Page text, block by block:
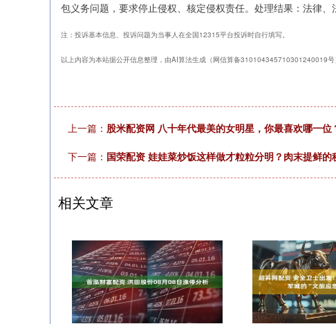
包义务问题，要求停止侵权、核定侵权责任。处理结果：法律
注：投诉基本信息、投诉问题为当事人在全国12315平台投诉时自行填写。
以上内容为本站据公开信息整理，由AI算法生成（网信算备310104345710301240019号
上一篇： 股米配资网 八十年代最美的女明星，你最喜欢哪一位
下一篇： 国荣配资 娃娃菜炒饭这样做才粒粒分明？肉末提鲜的
相关文章